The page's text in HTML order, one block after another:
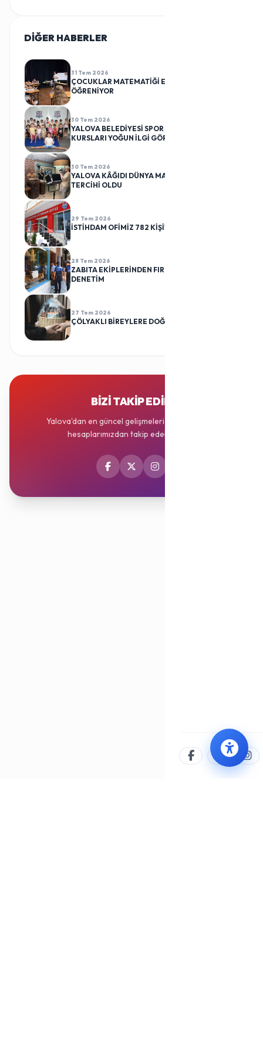
DİĞER HABERLER
31 Tem 2026
ÇOCUKLAR MATEMATİĞİ EĞLENEREK
ÖĞRENİYOR
30 Tem 2026
YALOVA BELEDİYESİ SPOR KULÜBÜ CİMNASTİK
KURSLARI YOĞUN İLGİ GÖRÜYOR
30 Tem 2026
YALOVA KÂĞIDI DÜNYA MARKALARININ
TERCİHİ OLDU
29 Tem 2026
İSTİHDAM OFİMİZ 782 KİŞİYİ İŞ SAHİBİ YAPTI
28 Tem 2026
ZABITA EKİPLERİNDEN FIRINLARA RUTİN
DENETİM
27 Tem 2026
ÇÖLYAKLI BİREYLERE DOĞUM GÜNÜ SÜRPRİZİ
BIZI TAKIP EDIN
Yalova'dan en güncel gelişmeleri sosyal medya
hesaplarımızdan takip edebilirsiniz.